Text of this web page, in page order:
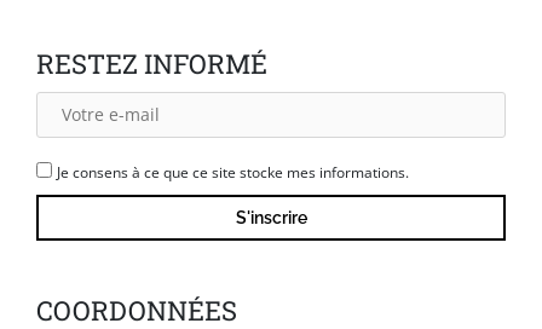
RESTEZ INFORMÉ
Je consens à ce que ce site stocke mes informations.
COORDONNÉES